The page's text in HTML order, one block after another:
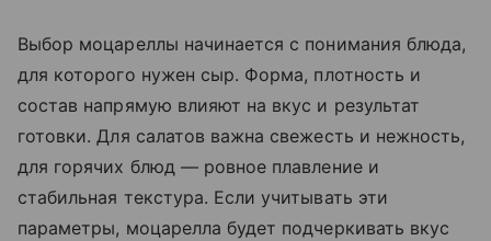
Выбор моцареллы начинается с понимания блюда,
для которого нужен сыр. Форма, плотность и
состав напрямую влияют на вкус и результат
готовки. Для салатов важна свежесть и нежность,
для горячих блюд — ровное плавление и
стабильная текстура. Если учитывать эти
параметры, моцарелла будет подчеркивать вкус